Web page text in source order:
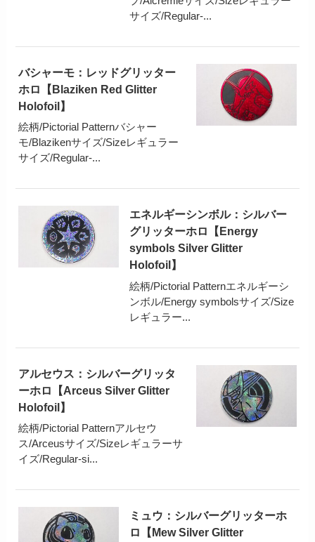
サイズ/Regular-...
バシャーモ：レッドグリッター
ホロ【Blaziken Red Glitter
Holofoil】
絵柄/Pictorial Patternバシャー
モ/Blazikenサイズ/Sizeレギュラー
サイズ/Regular-...
エネルギーシンボル：シルバー
グリッターホロ【Energy
symbols Silver Glitter
Holofoil】
絵柄/Pictorial Patternエネルギーシ
ンボル/Energy symbolsサイズ/Size
レギュラー...
アルセウス：シルバーグリッタ
ーホロ【Arceus Silver Glitter
Holofoil】
絵柄/Pictorial Patternアルセウ
ス/Arceusサイズ/Sizeレギュラーサ
イズ/Regular-si...
ミュウ：シルバーグリッターホ
ロ【Mew Silver Glitter